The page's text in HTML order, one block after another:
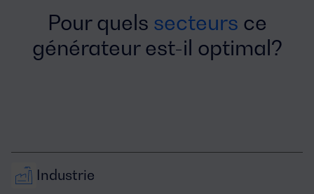
Pour quels secteurs ce
générateur est-il optimal?
Industrie